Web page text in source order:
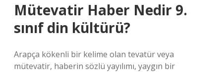
Mütevatir Haber Nedir 9.
sınıf din kültürü?
Arapça kökenli bir kelime olan tevatür veya
mütevatir, haberin sözlü yayılımı, yaygın bir